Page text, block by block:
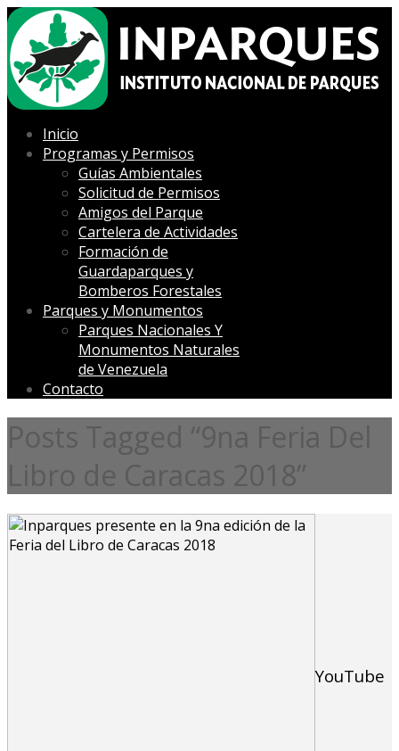
Inicio
Programas y Permisos
Guías Ambientales
Solicitud de Permisos
Amigos del Parque
Cartelera de Actividades
Formación de
Guardaparques y
Bomberos Forestales
Parques y Monumentos
Parques Nacionales Y
Monumentos Naturales
de Venezuela
Contacto
Posts Tagged “9na Feria Del
Libro de Caracas 2018”
YouTube